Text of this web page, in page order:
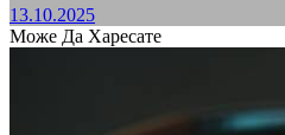
13.10.2025
Може Да Харесате